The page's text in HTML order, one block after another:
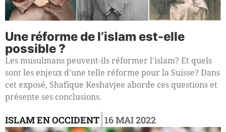
Une réforme de l’islam est-elle
possible ?
Les musulmans peuvent-ils réformer l'islam? Et quels
sont les enjeux d'une telle réforme pour la Suisse? Dans
cet exposé, Shafique Keshavjee​ aborde ces questions et
présente ses conclusions.
ISLAM EN OCCIDENT 16 MAI 2022